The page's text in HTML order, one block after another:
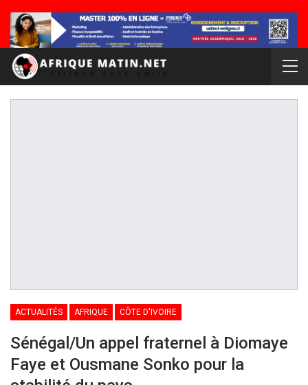
ACTUALITÉS AFRIQUE CÔTE D'IVOIRE
Sénégal/Un appel fraternel à Diomaye
Faye et Ousmane Sonko pour la